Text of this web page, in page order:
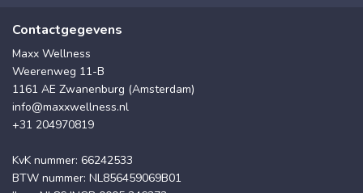
Contactgegevens
Maxx Wellness
Weerenweg 11-B
1161 AE Zwanenburg (Amsterdam)
info@maxxwellness.nl
+31 204970819
KvK nummer: 66242533
BTW nummer: NL856459069B01